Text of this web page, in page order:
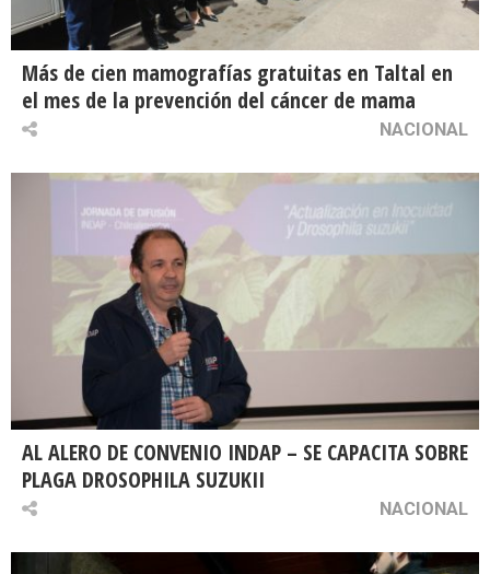
Más de cien mamografías gratuitas en Taltal en
el mes de la prevención del cáncer de mama
NACIONAL
AL ALERO DE CONVENIO INDAP – SE CAPACITA SOBRE
PLAGA DROSOPHILA SUZUKII
NACIONAL